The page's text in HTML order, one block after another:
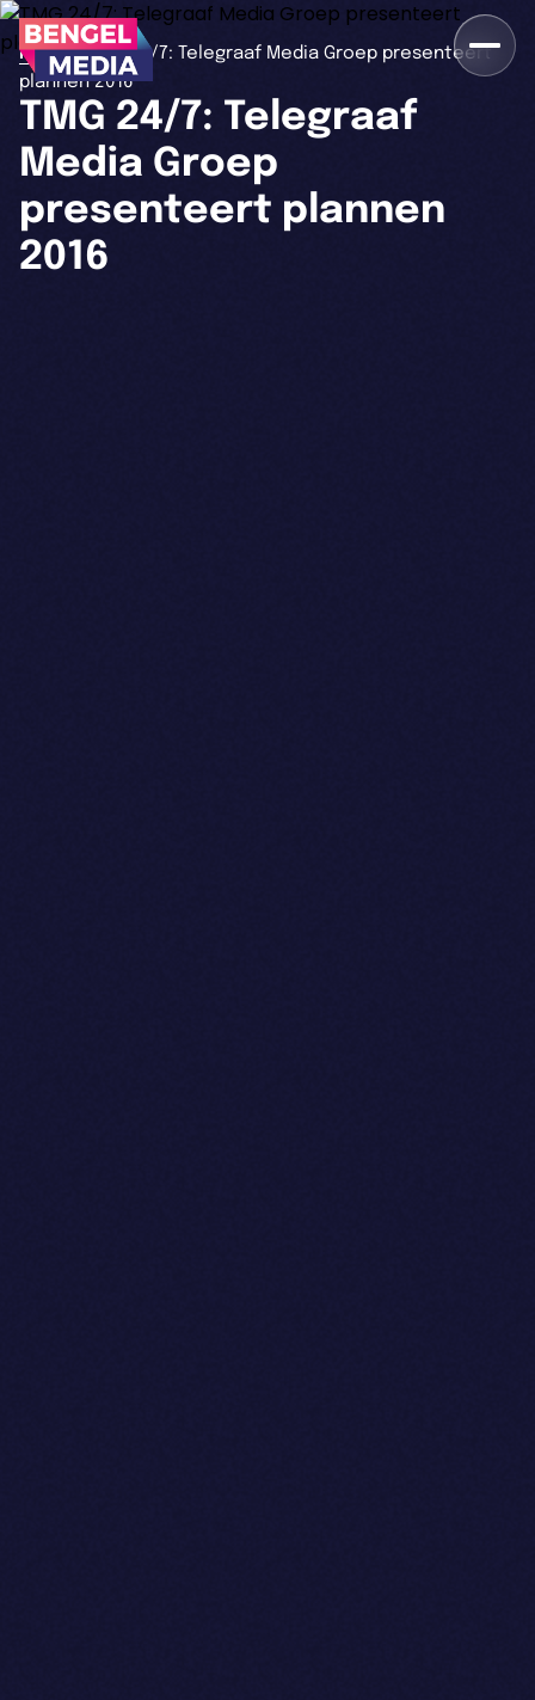
Home>TMG 24/7: Telegraaf Media Groep presenteert
plannen 2016
TMG 24/7: Telegraaf
Media Groep
presenteert plannen
2016